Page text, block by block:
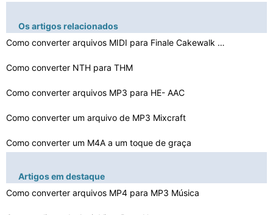
Os artigos relacionados
Como converter arquivos MIDI para Finale Cakewalk Arqui…
Como converter NTH para THM
Como converter arquivos MP3 para HE- AAC
Como converter um arquivo de MP3 Mixcraft
Como converter um M4A a um toque de graça
Como converter de Ardour para MP3
Artigos em destaque
Como converter arquivos MP4 para MP3 Música